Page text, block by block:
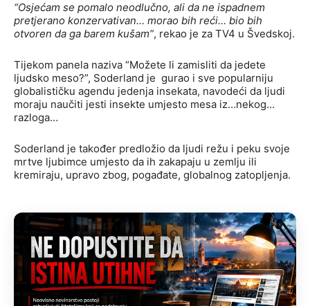
“Osjećam se pomalo neodlučno, ali da ne ispadnem
pretjerano konzervativan… morao bih reći… bio bih
otvoren da ga barem kušam”, rekao je za TV4 u Švedskoj.
Tijekom panela naziva “Možete li zamisliti da jedete
ljudsko meso?”, Soderland je gurao i sve popularniju
globalističku agendu jedenja insekata, navodeći da ljudi
moraju naučiti jesti insekte umjesto mesa iz…nekog…
razloga…
Soderland je također predložio da ljudi režu i peku svoje
mrtve ljubimce umjesto da ih zakapaju u zemlju ili
kremiraju, upravo zbog, pogađate, globalnog zatopljenja.